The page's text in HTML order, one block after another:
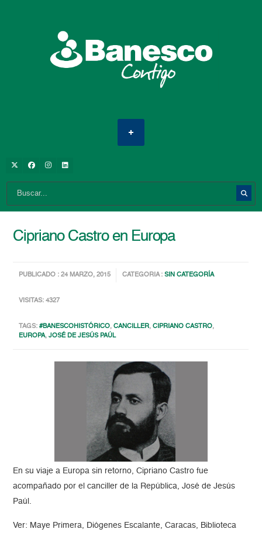
Cipriano Castro en Europa
PUBLICADO : 24 MARZO, 2015 CATEGORIA :SIN CATEGORÍA
VISITAS: 4327
TAGS:#BANESCOHISTÓRICO,CANCILLER,CIPRIANO CASTRO,
EUROPA,JOSÉ DE JESÚS PAÚL
En su viaje a Europa sin retorno, Cipriano Castro fue
acompañado por el canciller de la República, José de Jesús
Paúl.
Ver: Maye Primera, Diógenes Escalante, Caracas, Biblioteca